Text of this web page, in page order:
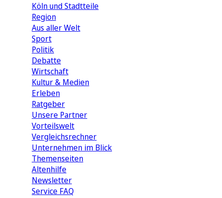
Köln und Stadtteile
Region
Aus aller Welt
Sport
Politik
Debatte
Wirtschaft
Kultur & Medien
Erleben
Ratgeber
Unsere Partner
Vorteilswelt
Vergleichsrechner
Unternehmen im Blick
Themenseiten
Altenhilfe
Newsletter
Service FAQ